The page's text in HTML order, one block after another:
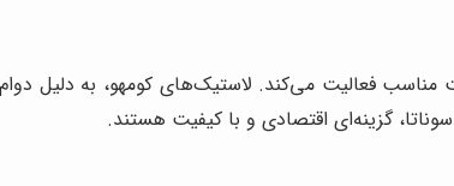
مناسب فعالیت می‌کند. لاستیک‌های کومهو، به دلیل
گزینه‌ای اقتصادی و با کیفیت هستند.